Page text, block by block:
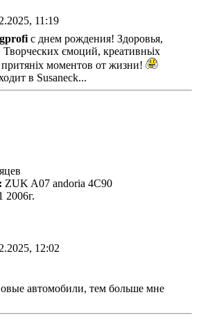
11:19
с днем рождения! Здоровья,
Творческих ємоций, креативньіх
моментов от жизни!
в Susaneck...
ZUK A07 andoria 4C90
2006г.
12:02
автомобили, тем больше мне